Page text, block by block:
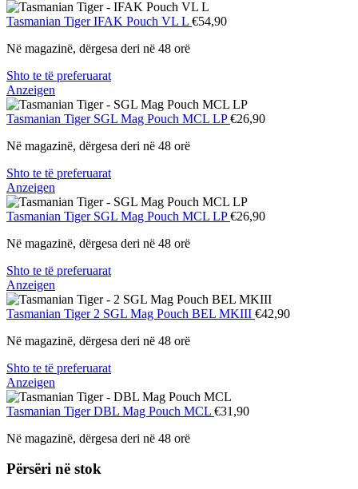
Tasmanian Tiger IFAK Pouch VL L €54,90
Në magazinë, dërgesa deri në 48 orë
Shto te të preferuarat
Anzeigen
Tasmanian Tiger SGL Mag Pouch MCL LP €26,90
Në magazinë, dërgesa deri në 48 orë
Shto te të preferuarat
Anzeigen
Tasmanian Tiger SGL Mag Pouch MCL LP €26,90
Në magazinë, dërgesa deri në 48 orë
Shto te të preferuarat
Anzeigen
Tasmanian Tiger 2 SGL Mag Pouch BEL MKIII €42,90
Në magazinë, dërgesa deri në 48 orë
Shto te të preferuarat
Anzeigen
Tasmanian Tiger DBL Mag Pouch MCL €31,90
Në magazinë, dërgesa deri në 48 orë
Përsëri në stok